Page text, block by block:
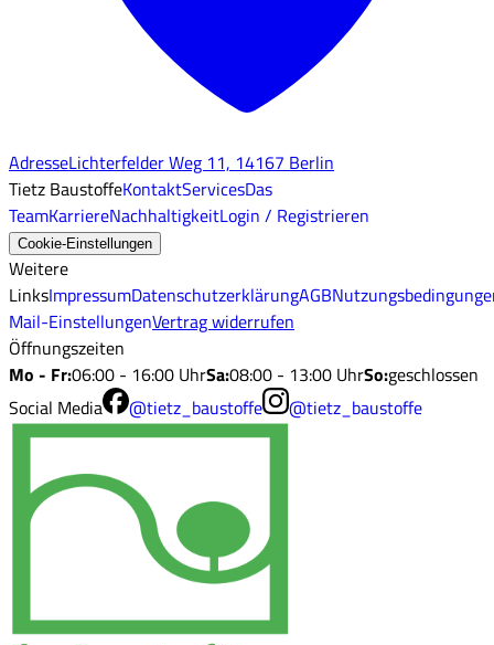
AdresseLichterfelder Weg 11, 14167 Berlin
Tietz BaustoffeKontaktServicesDas
TeamKarriereNachhaltigkeitLogin / Registrieren
Cookie-Einstellungen
Weitere
LinksImpressumDatenschutzerklärungAGB
Mail-EinstellungenVertrag widerrufen
Öffnungszeiten
Mo - Fr:06:00 - 16:00 UhrSa:08:00 - 13:00 UhrSo:geschlossen
Social Media
@tietz_baustoffe @tietz_baustoffe